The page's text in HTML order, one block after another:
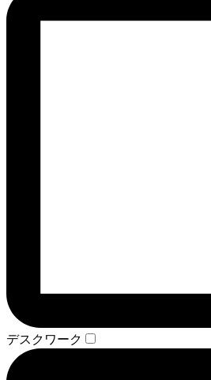
デスクワーク